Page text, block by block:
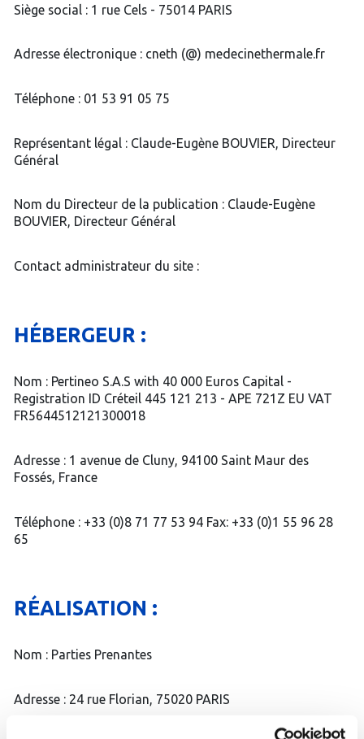
Siège social : 1 rue Cels - 75014 PARIS
Adresse électronique : cneth (@) medecinethermale.fr
Téléphone : 01 53 91 05 75
Représentant légal : Claude-Eugène BOUVIER, Directeur
Général
Nom du Directeur de la publication : Claude-Eugène
BOUVIER, Directeur Général
Contact administrateur du site :
HÉBERGEUR :
Nom : Pertineo S.A.S with 40 000 Euros Capital -
Registration ID Créteil 445 121 213 - APE 721Z EU VAT
FR5644512121300018
Adresse : 1 avenue de Cluny, 94100 Saint Maur des
Fossés, France
Téléphone : +33 (0)8 71 77 53 94 Fax: +33 (0)1 55 96 28
65
RÉALISATION :
Nom : Parties Prenantes
Adresse : 24 rue Florian, 75020 PARIS